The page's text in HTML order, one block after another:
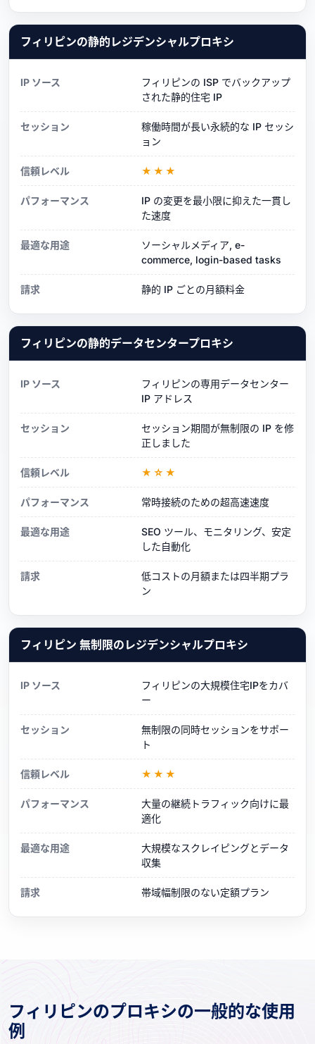
フィリピンの静的レジデンシャルプロキシ
IP ソース
フィリピンの ISP でバックアップ
された静的住宅 IP
セッション
稼働時間が長い永続的な IP セッシ
ョン
信頼レベル ★★★
パフォーマンス
IP の変更を最小限に抑えた一貫し
た速度
最適な用途
ソーシャルメディア, e-
commerce, login-based tasks
請求 静的 IP ごとの月額料金
フィリピンの静的データセンタープロキシ
IP ソース
フィリピンの専用データセンター
IP アドレス
セッション
セッション期間が無制限の IP を修
正しました
信頼レベル ★☆★
パフォーマンス 常時接続のための超高速速度
最適な用途
SEO ツール、モニタリング、安定
した自動化
請求
低コストの月額または四半期プラ
ン
フィリピン 無制限のレジデンシャルプロキシ
IP ソース
フィリピンの大規模住宅IPをカバ
ー
セッション
無制限の同時セッションをサポー
ト
信頼レベル ★★★
パフォーマンス
大量の継続トラフィック向けに最
適化
最適な用途
大規模なスクレイピングとデータ
収集
請求 帯域幅制限のない定額プラン
フィリピンのプロキシの一般的な使用
例